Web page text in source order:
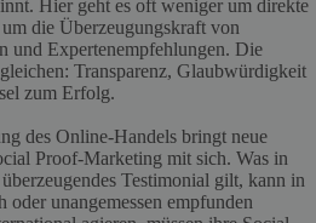
Hier geht es oft weniger um direkte
die Überzeugungskraft von
und Expertenempfehlungen. Die
Transparenz, Glaubwürdigkeit
zum Erfolg.
des Online-Handels bringt neue
Proof-Marketing mit sich. Was in
Testimonial gilt, kann in
unangemessen empfunden